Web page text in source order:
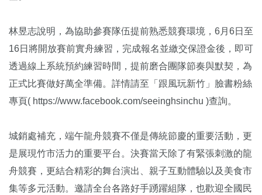
林昱志說明，為協助參賽隊伍提前熟悉競賽環境，6月6日至
16日將開放賽前實舟練習，完成報名並繳交保證金後，即可
透過線上系統預約練習時間，提前磨合團隊節奏與默契，為
正式比賽做好萬全準備。詳情請至「跟風玩新竹」臉書粉絲
專頁( https://www.facebook.com/seeinghsinchu )查詢。
城銷處補充，端午龍舟競賽不僅是傳統節慶的重要活動，更
是展現竹市活力的重要平台。決賽當天除了有緊張刺激的龍
舟競賽，更結合精彩的舞台演出、親子互動體驗以及美食市
集等多元活動。邀請全台各路好手踴躍組隊，也歡迎全國民